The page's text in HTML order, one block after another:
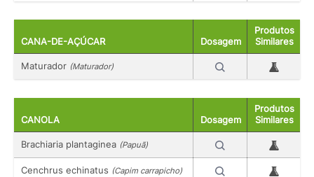
CANA-DE-AÇÚCAR Dosagem
Produtos
Similares
Maturador (Maturador)
CANOLA Dosagem
Produtos
Similares
Brachiaria plantaginea (Papuã)
Cenchrus echinatus (Capim carrapicho)